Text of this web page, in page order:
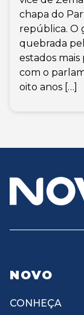
chapa do
república. O
quebrada
estados
com o
oito anos […]
NOVO
CONHEÇA